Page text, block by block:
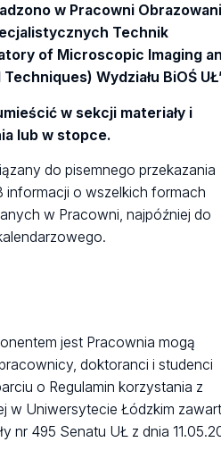
w Pracowni
Technik
of Microscopic Imaging
Wydziału BiOŚ
w sekcji materiały i
lub w stopce.
do pisemnego przekazania
informacji o wszelkich formach
w Pracowni, najpóźniej do
jest Pracownia mogą
doktoranci i studenci
o Regulamin korzystania z
w Uniwersytecie Łódzkim
nr 495 Senatu UŁ z dnia